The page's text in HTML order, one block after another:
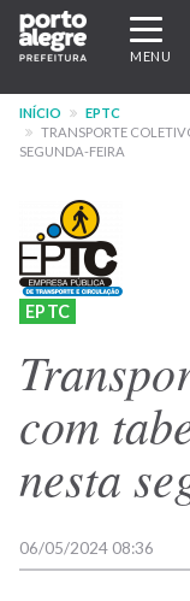
Pular
para
conteúdo
principal
MENU
INÍCIO
EPTC
TRANSPORTE
SEGUNDA-FEIRA
EPTC
com
nesta
06/05/2024 08:36